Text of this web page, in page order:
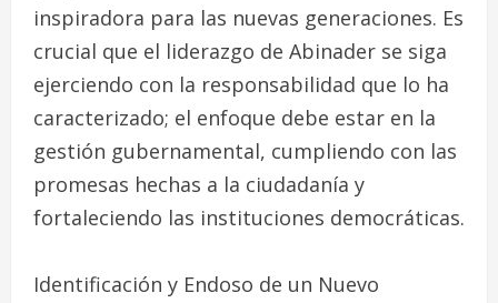
inspiradora para las nuevas generaciones. Es
crucial que el liderazgo de Abinader se siga
ejerciendo con la responsabilidad que lo ha
caracterizado; el enfoque debe estar en la
gestión gubernamental, cumpliendo con las
promesas hechas a la ciudadanía y
fortaleciendo las instituciones democráticas.
Identificación y Endoso de un Nuevo